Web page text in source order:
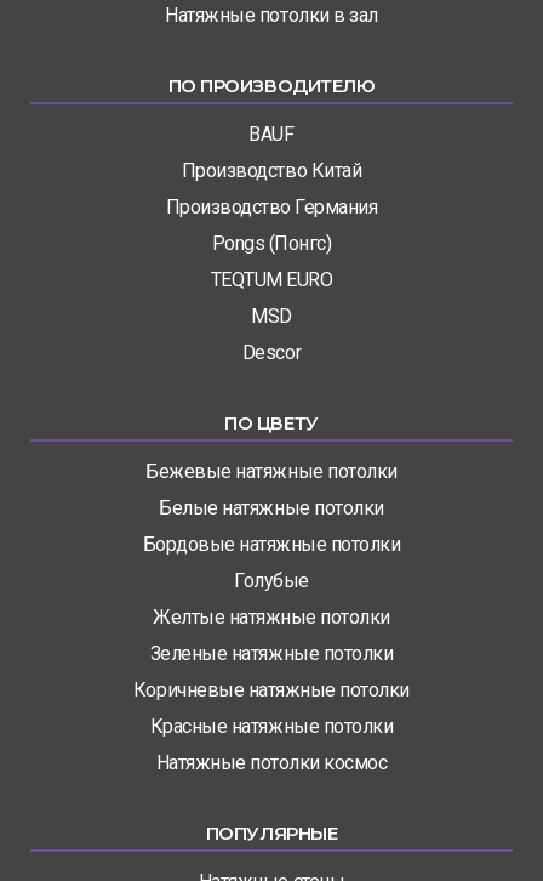
Натяжные потолки в зал
ПО ПРОИЗВОДИТЕЛЮ
BAUF
Производство Китай
Производство Германия
Pongs (Понгс)
TEQTUM EURO
MSD
Descor
ПО ЦВЕТУ
Бежевые натяжные потолки
Белые натяжные потолки
Бордовые натяжные потолки
Голубые
Желтые натяжные потолки
Зеленые натяжные потолки
Коричневые натяжные потолки
Красные натяжные потолки
Натяжные потолки космос
ПОПУЛЯРНЫЕ